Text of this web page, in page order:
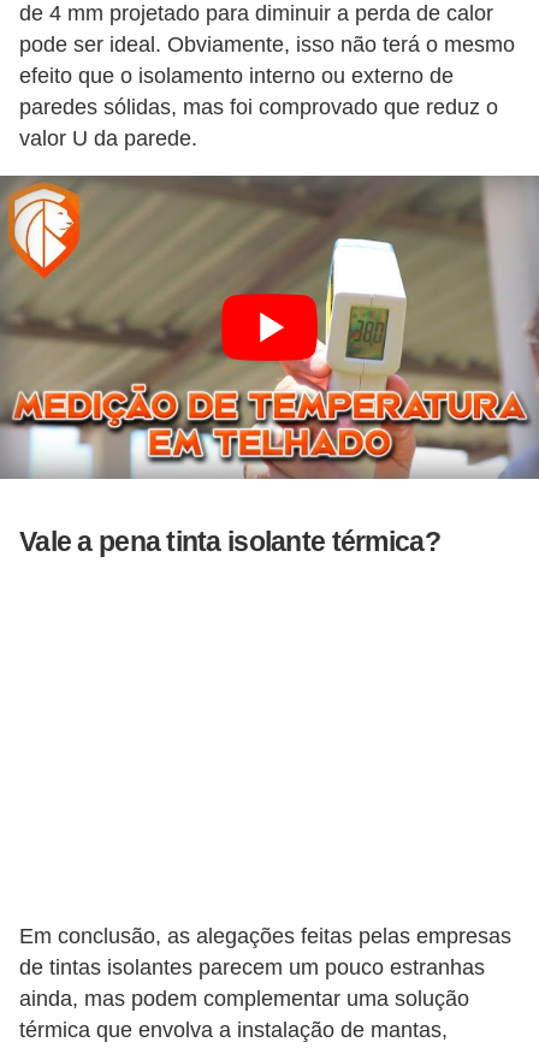
de 4 mm projetado para diminuir a perda de calor
pode ser ideal. Obviamente, isso não terá o mesmo
efeito que o isolamento interno ou externo de
paredes sólidas, mas foi comprovado que reduz o
valor U da parede.
Vale a pena tinta isolante térmica?
Em conclusão, as alegações feitas pelas empresas
de tintas isolantes parecem um pouco estranhas
ainda, mas podem complementar uma solução
térmica que envolva a instalação de mantas,